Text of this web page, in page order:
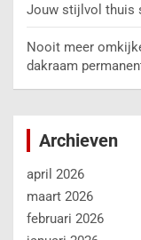
Jouw stijlvol thuis
Nooit meer
dakraam
Archieven
april 2026
maart 2026
februari 2026